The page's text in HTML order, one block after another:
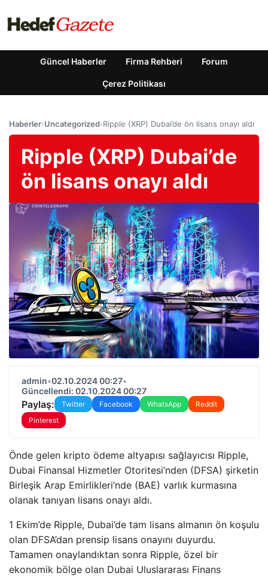
Güncel Haberler Firma Rehberi Forum
Çerez Politikası
Haberler›Uncategorized›Ripple (XRP) Dubai’de ön lisans onayı aldı
Ripple (XRP) Dubai’de
ön lisans onayı aldı
admin•02.10.2024 00:27•
Güncellendi: 02.10.2024 00:27
Paylaş: Twitter Facebook WhatsApp
Reddit
Pinterest
Önde gelen kripto ödeme altyapısı sağlayıcısı Ripple,
Dubai Finansal Hizmetler Otoritesi’nden (DFSA) şirketin
Birleşik Arap Emirlikleri’nde (BAE) varlık kurmasına
olanak tanıyan lisans onayı aldı.
1 Ekim’de Ripple, Dubai’de tam lisans almanın ön koşulu
olan DFSA’dan prensip lisans onayını duyurdu.
Tamamen onaylandıktan sonra Ripple, özel bir
ekonomik bölge olan Dubai Uluslararası Finans